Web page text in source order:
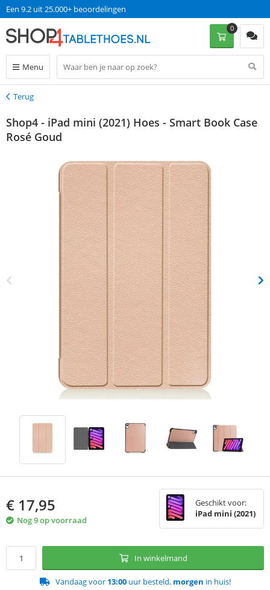
Een 9.2 uit 25.000+ beoordelingen
Menu
0
Terug
Terug
Shop4 - iPad mini (2021) Hoes - Smart Book Case
Rosé Goud
€ 17,95
Nog 9 op voorraad
Geschikt voor:
iPad mini (2021)
In winkelmand
Vandaag voor 13:00uur besteld, morgen in huis!